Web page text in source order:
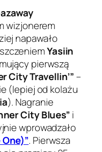
wizjonerem
napawało
Yasiin
pierwszą
City Travellin’” –
(lepiej od kolażu
). Nagranie
City Blues” i
wprowadzało
. Pierwsza